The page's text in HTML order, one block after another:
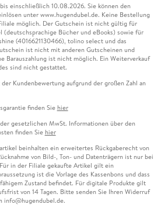
einschließlich 10.08.2026. Sie können den
unter www.hugendubel.de. Keine Bestellung
möglich. Der Gutschein ist nicht gültig für
Bücher und eBooks) sowie für
(4016621130466), tolino select und das
ist nicht mit anderen Gutscheinen und
Barauszahlung ist nicht möglich. Ein Weiterverkauf
sind nicht gestattet.
Kundenbewertung aufgrund der großen Zahl an
finden Sie hier
gesetzlichen MwSt. Informationen über den
finden Sie hier
beinhalten ein erweitertes Rückgaberecht von
von Bild-, Ton- und Datenträgern ist nur bei
in der Filiale gekaufte Artikel gilt ein
ist die Vorlage des Kassenbons und dass
Zustand befindet. Für digitale Produkte gilt
von 14 Tagen. Bitte senden Sie Ihren Widerruf
info@hugendubel.de.